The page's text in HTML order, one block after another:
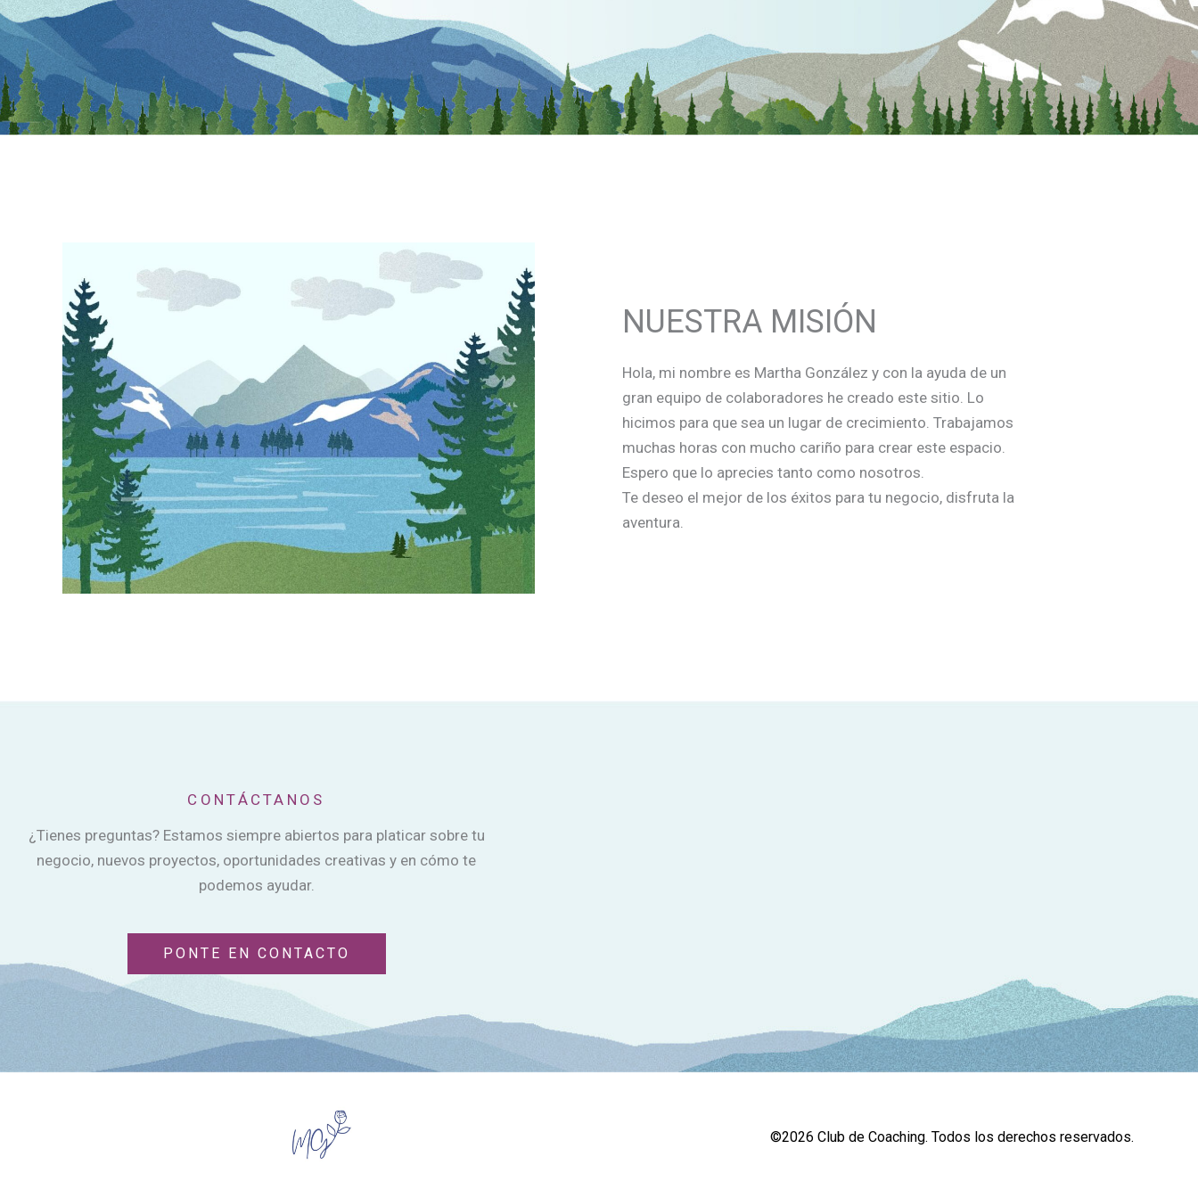
NUESTRA MISIÓN
Hola, mi nombre es Martha González y con la ayuda de un
gran equipo de colaboradores he creado este sitio. Lo
hicimos para que sea un lugar de crecimiento. Trabajamos
muchas horas con mucho cariño para crear este espacio.
Espero que lo aprecies tanto como nosotros.
Te deseo el mejor de los éxitos para tu negocio, disfruta la
aventura.
CONTÁCTANOS
¿Tienes preguntas? Estamos siempre abiertos para platicar sobre tu
negocio, nuevos proyectos, oportunidades creativas y en cómo te
podemos ayudar.
PONTE EN CONTACTO
©2026 Club de Coaching. Todos los derechos reservados.